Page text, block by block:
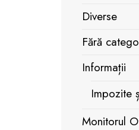
Diverse
Fără
Informații
Impozite
Monitorul